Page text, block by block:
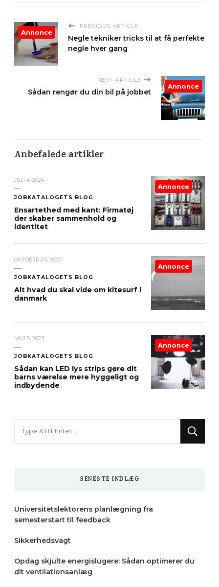
PREVIOUS ARTICLE
Negle tekniker tricks til at få perfekte
negle hver gang
Annonce
NEXT ARTICLE
Sådan rengør du din bil på jobbet
Annonce
Anbefalede artikler
JULI 4, 2024
JOBKATALOGETS BLOG
Ensartethed med kant: Firmatøj
der skaber sammenhold og
identitet
Annonce
OKTOBER 25, 2022
JOBKATALOGETS BLOG
Alt hvad du skal vide om kitesurf i
danmark
Annonce
MAJ 5, 2023
JOBKATALOGETS BLOG
Sådan kan LED lys strips gøre dit
barns værelse mere hyggeligt og
indbydende
Annonce
SENESTE INDLÆG
Universitetslektorens planlægning fra
semesterstart til feedback
Sikkerhedsvagt
Opdag skjulte energislugere: Sådan optimerer du
dit ventilationsanlæg